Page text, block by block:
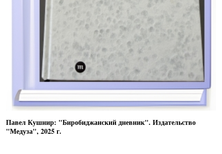
Павел Кушнир: "Биробиджанский дневник". Издательство
"Медуза", 2025 г.